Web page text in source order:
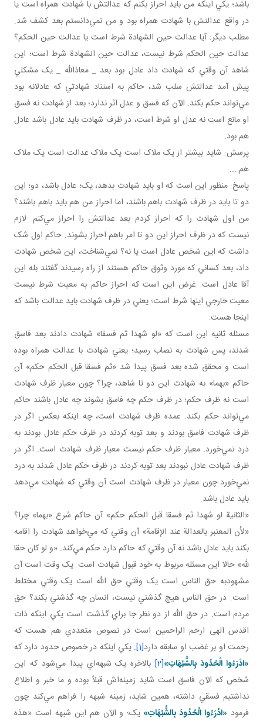
باشد؛ يکي اينکه من بايد احراز بکنم که عدالتش با شهادت همراه است يا
در واقع عدالتش با شهادت همراه بود و من نمي‌دانستم بعد کشف شد.
مطلب ديگر: آيا عدالت حين الشهادة شرط است يا عدالت حين الحکم؟
عدالت حين الحکم شرط نيست، عدالت حين الشهادة شرط است؛ اين
شاهد آن وقتي که شهادت داد عادل بود بعد _ معاذالله _ يک مشکلي
پيش آمد عدالتش سلب شد، حاکم به استناد شهادتي که عادلانه بود
مي‌تواند حکم بکند. الآن که فسق و عدل اثر ندارد؛ بعد از شهادت نه فسق
او مانع است نه عدل او شرط است، در ظرف شهادت بايد عادل باشد عادل
هم بود.
پرسش: شايد بيشتر از يک ملاک است يک ملاک عدالت است يک ملاک
هم ...
پاسخ: منظور اين است که او بايد شهادت بدهد، يک؛ عادل باشد، دو؛ اين
دو تا بايد در ظرف شهادت باهم باشند، اما احراز من هم بايد باهم باشند؟
من اول شهادت را که احراز کردم بعد عدالتش را احراز مي‌کنم. لازم
نيست که در ظرف احراز اين دو تا امر باهم احراز بشوند. حاکم اول شک
داشت که اين شخص عادل است يا نه؟ نمي‌شناخت، اين شخص شهادت
داد، بعد کساني که مورد وثوق حاکم هستند از راه رسيدند گفتند بله اين
آقا عادل است. غرض اين است که احراز حاکم به معيت شرط نيست
معيت خارجي اينها شرط است؛ يعني در ظرف شهادت بايد عدالت باشد که
اينجا هست.
مسئله ثانيه اين است که «لو شهدا ثم فسقا» شهادت دادند بعد فاسق
شدند، پس شهادت به نصاب رسيد؛ يعني شهادت با عدالت همراه بوده
است و محقق شده بعد فسق پيدا شد «ثم فسقا قبل الحکم حکم» آن
حاکم «بهما» به شهادت اين دو تا شاهد، چرا؟ چون معيار ظرف شهادت
است نه ظرف حکم؛ در ظرف حکم چه فاسق بشوند چه عادل باشند حاکم
مي‌تواند حکم بکند. عمده ظرف شهادت است، چه اينکه بعکس اگر در
ظرف شهادت فاسق بودند و بعد توبه کردند در ظرف حکم عادل بودند به
درد نمي‌خورد. معيار ظرف حکم نيست معيار ظرف شهادت است. اگر در
ظرف شهادت عادل نبودند بعد توبه کردند در ظرف حکم عادل شدند به درد
نمي‌خورد چون معيار در ظرف شهادت است آن وقتي که شهادت مي‌دهد
بايد عادل باشد.
«الثانية لو شهدا ثم فسقا قبل الحکم حکم» آن حاکم شرع «بهما» چرا؟
«لأن المعتبر بالعدالة عند الإقامة» آن وقتي که مي‌خواهد شهادت را اقامه
بکند بايد عادل باشد نه آن وقتي که حاکم دارد حکم مي‌کند. «و لو كان حقا
لله» حالا اين مسئله مربوط به خود قبول شهادت است. يک وقت است آن
مشهودبه حق الناس است يک وقتي حق الله است يک وقتي مختلط
است. در حق الناس هيچ گذشتي نيست، انسان چه گذشتي بکند؟ حق
مردم است. در حق الله از دو نظر جا براي گذشت است يکي اينکه ذات
اقدس الهی ارحم الراحمين است در نصوص متعددي هم هست که
رحمت او بر غضب او سابقه دارد[1] . يکي اينکه در خصوص حدود دارد که
«ادْرَءُوا الْحُدُودَ بِالشُّبُهَاتِ»[2] بالاخره يک شبهه‌اي پيدا مي‌شود که اين
شخص که الآن فاسق است شايد زمينه‌اش قبلاً بوده و ما خبر و اطلاع
نداشتيم فسقي داشته، همين شايد، زمينه شبهه را فراهم مي‌کند چون
فرمود «ادْرَءُوا الْحُدُودَ بِالشُّبُهَاتِ» يک؛ و الآن هم اين شبهه است «هذه